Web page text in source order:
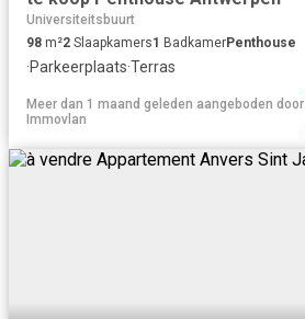
Universiteitsbuurt
98 m²2 Slaapkamers1 BadkamerPenthouse
·Parkeerplaats·Terras
Meer dan 1 maand geleden aangeboden door
Immovlan